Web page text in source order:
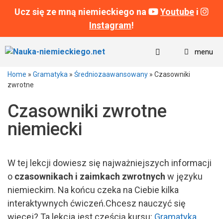
Ucz się ze mną niemieckiego na Youtube i
Instagram!
do
treści
menu
Home » Gramatyka » Średniozaawansowany » Czasowniki
zwrotne
Czasowniki zwrotne
niemiecki
W tej lekcji dowiesz się najważniejszych informacji
o czasownikach i zaimkach zwrotnych w języku
niemieckim. Na końcu czeka na Ciebie kilka
interaktywnych ćwiczeń.Chcesz nauczyć się
więcej? Ta lekcja jest częścią kursu: Gramatyka